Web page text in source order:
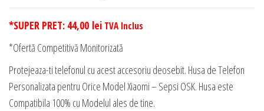
*SUPER PRET: 44,00 lei TVA Inclus
*Ofertă Competitivă Monitorizată
Protejeaza-ti telefonul cu acest accesoriu deosebit. Husa de Telefon
Personalizata pentru Orice Model Xiaomi – Sepsi OSK. Husa este
Compatibila 100% cu Modelul ales de tine.